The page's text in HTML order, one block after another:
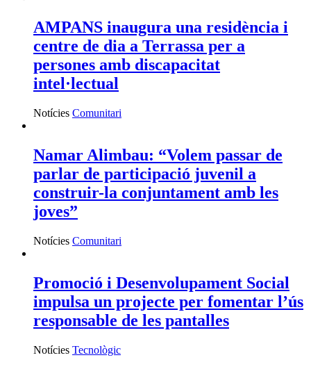
AMPANS inaugura una residència i
centre de dia a Terrassa per a
persones amb discapacitat
intel·lectual
Notícies Comunitari
Namar Alimbau: “Volem passar de
parlar de participació juvenil a
construir-la conjuntament amb les
joves”
Notícies Comunitari
Promoció i Desenvolupament Social
impulsa un projecte per fomentar l’ús
responsable de les pantalles
Notícies Tecnològic